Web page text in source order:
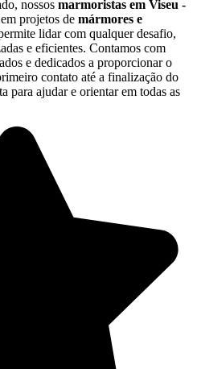
nossos marmoristas em Viseu -
projetos de mármores e
lidar com qualquer desafio,
e eficientes. Contamos com
e dedicados a proporcionar o
contato até a finalização do
para ajudar e orientar em todas as